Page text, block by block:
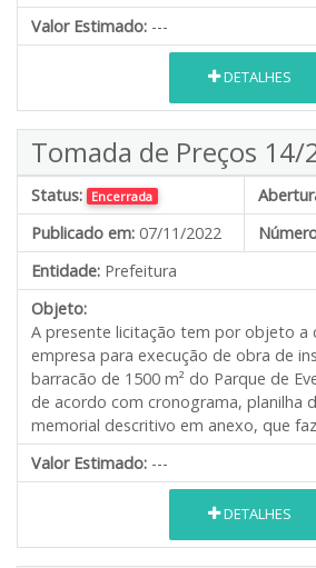
Valor Estimado: ---
DETALHES
Tomada de Preços 14/
Status: Encerrada
Publicado em: 07/11/2022
Entidade: Prefeitura
Objeto:
A presente licitação tem por objeto a
empresa para execução de obra de
barracão de 1500 m² do Parque de
de acordo com cronograma, planilha
memorial descritivo em anexo, que
Valor Estimado: ---
DETALHES